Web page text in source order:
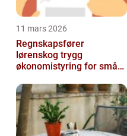
11 mars 2026
Regnskapsfører
lørenskog trygg
økonomistyring for små